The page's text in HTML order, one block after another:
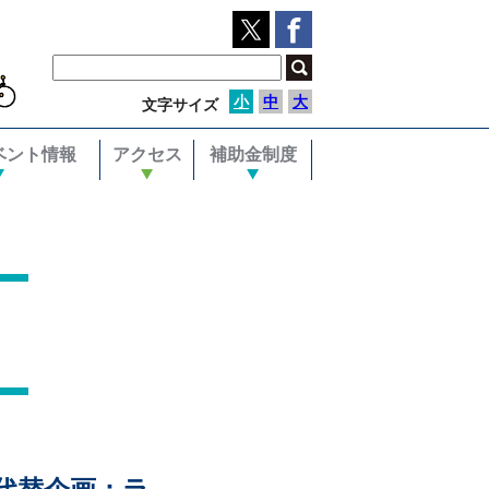
ント情報 アクセス 補助金制度
文字サイズ 小 中 大